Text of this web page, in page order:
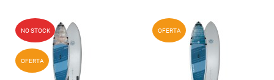
NO STOCK
OFERTA
Add to Wishlist
OFERTA